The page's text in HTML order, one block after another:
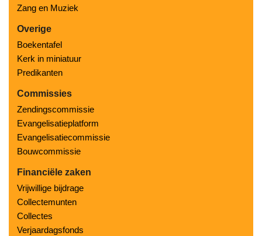
Zang en Muziek
Overige
Boekentafel
Kerk in miniatuur
Predikanten
Commissies
Zendingscommissie
Evangelisatieplatform
Evangelisatiecommissie
Bouwcommissie
Financiële zaken
Vrijwillige bijdrage
Collectemunten
Collectes
Verjaardagsfonds